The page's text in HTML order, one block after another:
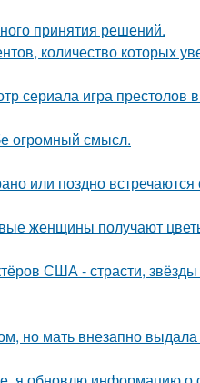
принятия решений.
количество которых
сериала игра престолов
огромный смысл.
или поздно
женщины получают
США - страсти,
но мать внезапно